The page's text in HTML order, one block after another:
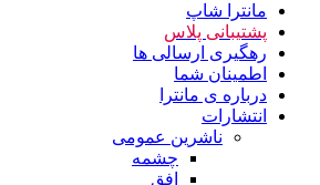
مانترا شاپ
پشتیبانی پلاس
رهگیری ارسالی ها
اطمینان شما
درباره ی مانترا
انتشارات
ناشرین عمومی
چشمه
افق